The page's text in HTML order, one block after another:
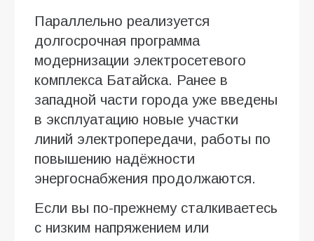
Параллельно реализуется
долгосрочная программа
модернизации электросетевого
комплекса Батайска. Ранее в
западной части города уже введены
в эксплуатацию новые участки
линий электропередачи, работы по
повышению надёжности
энергоснабжения продолжаются.
Если вы по-прежнему сталкиваетесь
с низким напряжением или